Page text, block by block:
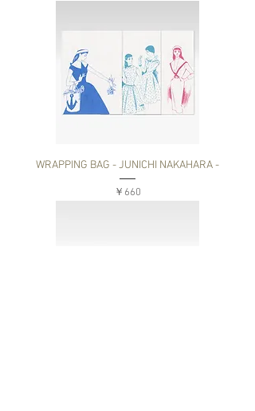
WRAPPING BAG - JUNICHI NAKAHARA -
価格
￥660